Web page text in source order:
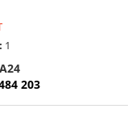
1
203